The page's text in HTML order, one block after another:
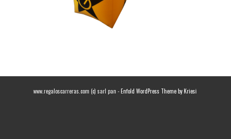
www.regaloscarreras.com (c) sarl pan -Enfold WordPress Theme by Kriesi